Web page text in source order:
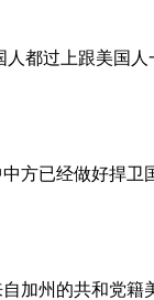
都过上跟美国
方已经做好捍卫
州的共和党籍